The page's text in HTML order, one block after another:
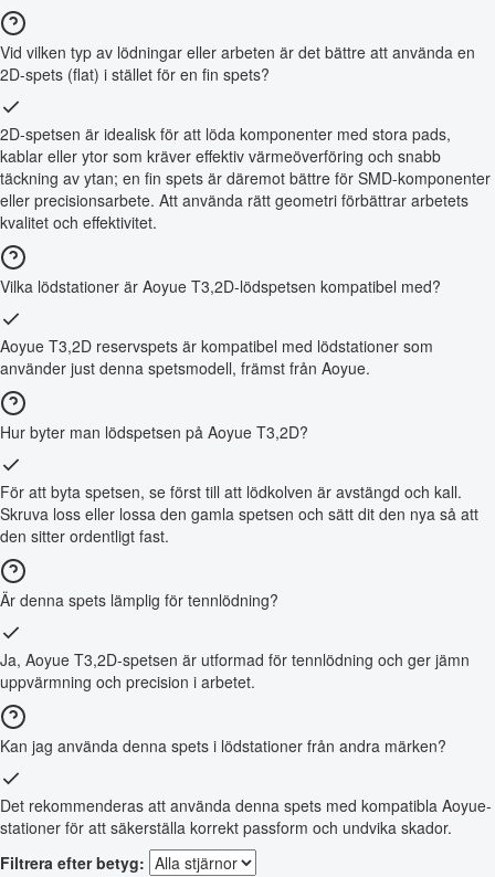
Vid vilken typ av lödningar eller arbeten är det bättre att använda en
2D-spets (flat) i stället för en fin spets?
2D-spetsen är idealisk för att löda komponenter med stora pads,
kablar eller ytor som kräver effektiv värmeöverföring och snabb
täckning av ytan; en fin spets är däremot bättre för SMD-komponenter
eller precisionsarbete. Att använda rätt geometri förbättrar arbetets
kvalitet och effektivitet.
Vilka lödstationer är Aoyue T3,2D-lödspetsen kompatibel med?
Aoyue T3,2D reservspets är kompatibel med lödstationer som
använder just denna spetsmodell, främst från Aoyue.
Hur byter man lödspetsen på Aoyue T3,2D?
För att byta spetsen, se först till att lödkolven är avstängd och kall.
Skruva loss eller lossa den gamla spetsen och sätt dit den nya så att
den sitter ordentligt fast.
Är denna spets lämplig för tennlödning?
Ja, Aoyue T3,2D-spetsen är utformad för tennlödning och ger jämn
uppvärmning och precision i arbetet.
Kan jag använda denna spets i lödstationer från andra märken?
Det rekommenderas att använda denna spets med kompatibla Aoyue-
stationer för att säkerställa korrekt passform och undvika skador.
Filtrera efter betyg: